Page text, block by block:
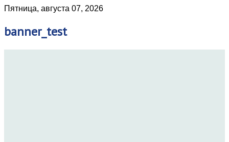
Пятница, августа 07, 2026
banner_test